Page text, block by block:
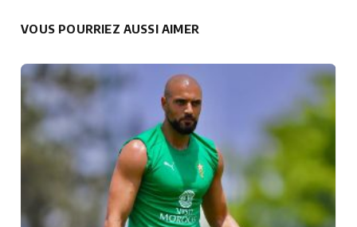
VOUS POURRIEZ AUSSI AIMER